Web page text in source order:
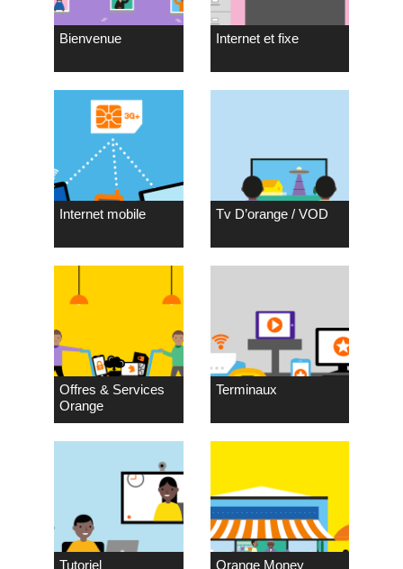
Bienvenue Internet et fixe
Internet mobile Tv D’orange / VOD
Offres & Services
Orange
Terminaux
Tutoriel Orange Money